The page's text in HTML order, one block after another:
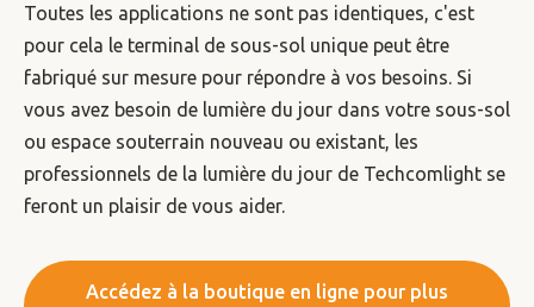
Toutes les applications ne sont pas identiques, c'est
pour cela le terminal de sous-sol unique peut être
fabriqué sur mesure pour répondre à vos besoins. Si
vous avez besoin de lumière du jour dans votre sous-sol
ou espace souterrain nouveau ou existant, les
professionnels de la lumière du jour de Techcomlight se
feront un plaisir de vous aider.
Accédez à la boutique en ligne pour plus